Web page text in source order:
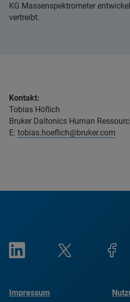
KG Massenspektrometer
vertreibt.
Kontakt:
Tobias Höflich
Bruker Daltonics Human
E: tobias.hoeflich@bruker.com
Impressum